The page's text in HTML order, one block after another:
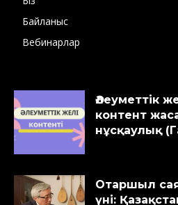
Байланыс
Вебинарлар
Әлеуметтік
контент
нұсқаулық
Отаршыл
үні: